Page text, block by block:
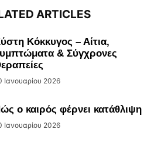
ARTICLES
Κόκκυγος – Αίτια,
& Σύγχρονες
Ιανουαρίου 2026
ο καιρός φέρνει κατάθλιψη
Ιανουαρίου 2026